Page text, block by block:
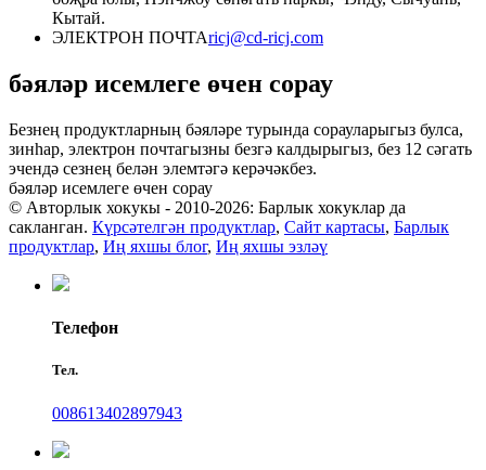
Кытай.
ЭЛЕКТРОН ПОЧТАricj@cd-ricj.com
бәяләр исемлеге өчен сорау
Безнең продуктларның бәяләре турында сорауларыгыз булса,
зинһар, электрон почтагызны безгә калдырыгыз, без 12 сәгать
эчендә сезнең белән элемтәгә керәчәкбез.
бәяләр исемлеге өчен сорау
© Авторлык хокукы - 2010-2026: Барлык хокуклар да
сакланган. Күрсәтелгән продуктлар, Сайт картасы, Барлык
продуктлар, Иң яхшы блог, Иң яхшы эзләү
Телефон
Тел.
008613402897943